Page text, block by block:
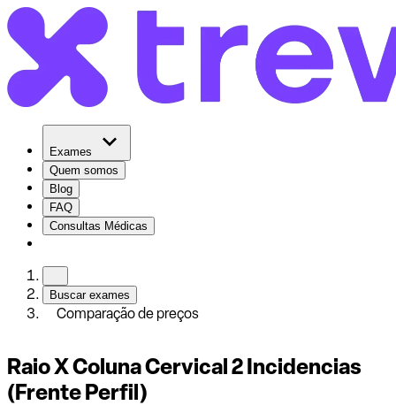
Exames
Quem somos
Blog
FAQ
Consultas Médicas
Buscar exames
Comparação de preços
Raio X Coluna Cervical 2 Incidencias
(Frente Perfil)